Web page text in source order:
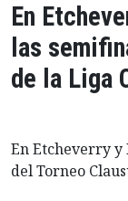
En
las
de la Liga
En Etcheverry y
del Torneo